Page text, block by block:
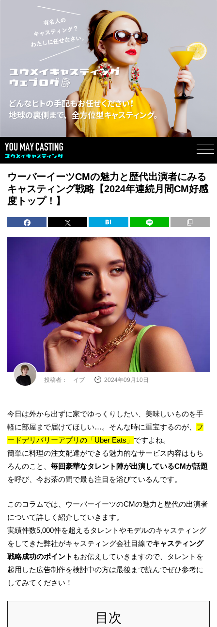
ウーバーイーツCMの魅力と歴代出演者にみる
キャスティング戦略【2024年連続月間CM好感
度トップ！】
投稿者： イブ 2024年09月10日
今日は外から出ずに家でゆっくりしたい、美味しいものを手
軽に部屋まで届けてほしい…。そんな時に重宝するのが、 フ
ードデリバリーアプリの「Uber Eats」 ですよね。
簡単に料理の注文配達ができる魅力的なサービス内容はもち
ろんのこと、 毎回豪華なタレント陣が出演しているCMが話題
を呼び、今お茶の間で最も注目を浴びているんです。
このコラムでは、ウーバーイーツのCMの魅力と歴代の出演者
について詳しく紹介していきます。
実績件数5,000件を超えるタレントやモデルのキャスティング
をしてきた弊社がキャスティング会社目線でキャスティング
戦略成功のポイント もお伝えしていきますので、タレントを
起用した広告制作を検討中の方は最後まで読んでぜひ参考に
してみてください！
目次